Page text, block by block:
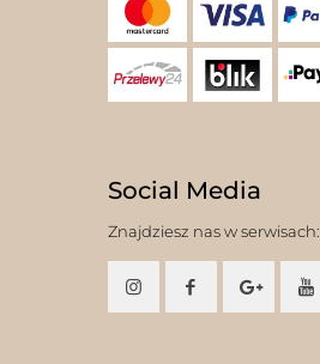
Social Media
Znajdziesz nas w serwisach: